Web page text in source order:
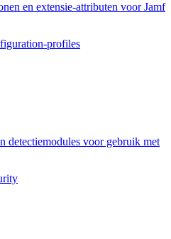
en extensie-attributen voor Jamf
profiles
detectiemodules voor gebruik met